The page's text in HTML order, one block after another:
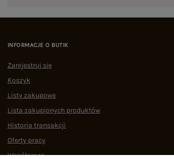
INFORMACJE O BUTIK
Zarejestruj się
Koszyk
Listy zakupowe
Lista zakupionych produktów
Historia transakcji
Oferty pracy
Współpraca